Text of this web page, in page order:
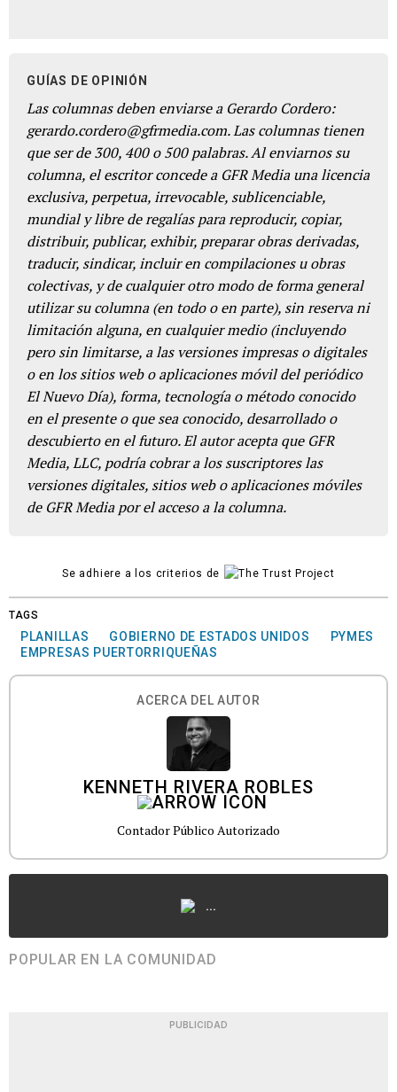
GUÍAS DE OPINIÓN
Las columnas deben enviarse a Gerardo Cordero:
gerardo.cordero@gfrmedia.com. Las columnas tienen
que ser de 300, 400 o 500 palabras. Al enviarnos su
columna, el escritor concede a GFR Media una licencia
exclusiva, perpetua, irrevocable, sublicenciable,
mundial y libre de regalías para reproducir, copiar,
distribuir, publicar, exhibir, preparar obras derivadas,
traducir, sindicar, incluir en compilaciones u obras
colectivas, y de cualquier otro modo de forma general
utilizar su columna (en todo o en parte), sin reserva ni
limitación alguna, en cualquier medio (incluyendo
pero sin limitarse, a las versiones impresas o digitales
o en los sitios web o aplicaciones móvil del periódico
El Nuevo Día), forma, tecnología o método conocido
en el presente o que sea conocido, desarrollado o
descubierto en el futuro. El autor acepta que GFR
Media, LLC, podría cobrar a los suscriptores las
versiones digitales, sitios web o aplicaciones móviles
de GFR Media por el acceso a la columna.
Se adhiere a los criterios de
TAGS
PLANILLAS GOBIERNO DE ESTADOS UNIDOS
PYMES
EMPRESAS PUERTORRIQUEÑAS
ACERCA DEL AUTOR
KENNETH RIVERA ROBLES
Contador Público Autorizado
...
POPULAR EN LA COMUNIDAD
PUBLICIDAD